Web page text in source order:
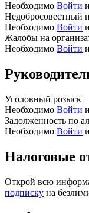
Необходимо Войти
Недобросовестный
Необходимо Войти
Жалобы на
Необходимо Войти
Уголовный розыск
Необходимо Войти
Задолженность по
Необходимо Войти
Налоговые
Открой всю
подписку на